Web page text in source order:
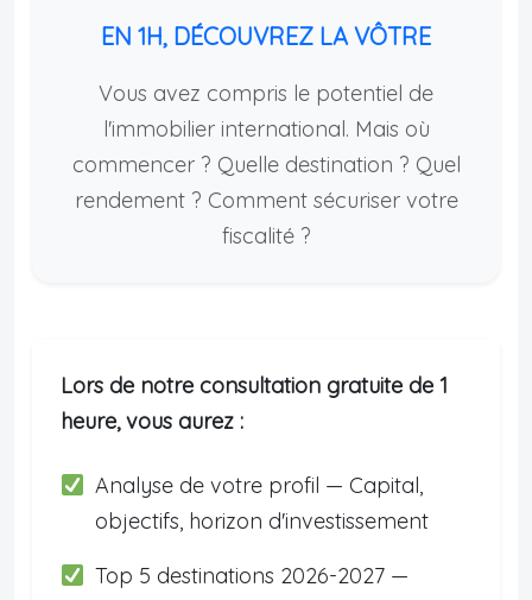
EN 1H, DÉCOUVREZ LA VÔTRE
Vous avez compris le potentiel de
l'immobilier international. Mais où
commencer ? Quelle destination ? Quel
rendement ? Comment sécuriser votre
fiscalité ?
Lors de notre consultation gratuite de 1
heure, vous aurez :
Analyse de votre profil — Capital,
objectifs, horizon d'investissement
Top 5 destinations 2026-2027 —